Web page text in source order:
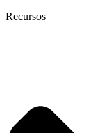
Recursos